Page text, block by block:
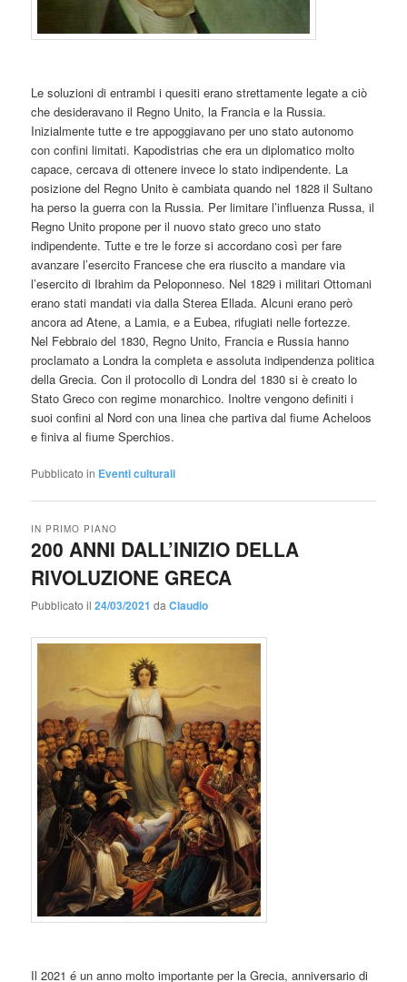
Le soluzioni di entrambi i quesiti erano strettamente legate a ciò
che desideravano il Regno Unito, la Francia e la Russia.
Inizialmente tutte e tre appoggiavano per uno stato autonomo
con confini limitati. Kapodistrias che era un diplomatico molto
capace, cercava di ottenere invece lo stato indipendente. La
posizione del Regno Unito è cambiata quando nel 1828 il Sultano
ha perso la guerra con la Russia. Per limitare l’influenza Russa, il
Regno Unito propone per il nuovo stato greco uno stato
indipendente. Tutte e tre le forze si accordano così per fare
avanzare l’esercito Francese che era riuscito a mandare via
l’esercito di Ibrahim da Peloponneso. Nel 1829 i militari Ottomani
erano stati mandati via dalla Sterea Ellada. Alcuni erano però
ancora ad Atene, a Lamia, e a Eubea, rifugiati nelle fortezze.
Nel Febbraio del 1830, Regno Unito, Francia e Russia hanno
proclamato a Londra la completa e assoluta indipendenza politica
della Grecia. Con il protocollo di Londra del 1830 si è creato lo
Stato Greco con regime monarchico. Inoltre vengono definiti i
suoi confini al Nord con una linea che partiva dal fiume Acheloos
e finiva al fiume Sperchios.
Pubblicato in Eventi culturali
200 ANNI DALL’INIZIO DELLA
RIVOLUZIONE GRECA
IN PRIMO PIANO
Pubblicato il24/03/2021 daClaudio
Il 2021 é un anno molto importante per la Grecia, anniversario di